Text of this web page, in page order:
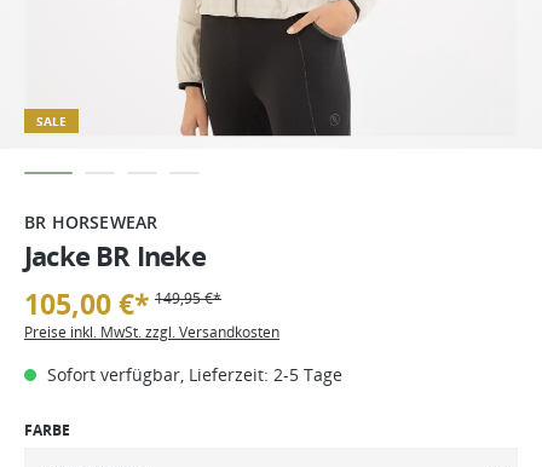
SALE
BR HORSEWEAR
Jacke BR Ineke
105,00 €* 149,95 €*
Preise inkl. MwSt. zzgl. Versandkosten
Sofort verfügbar, Lieferzeit: 2-5 Tage
FARBE